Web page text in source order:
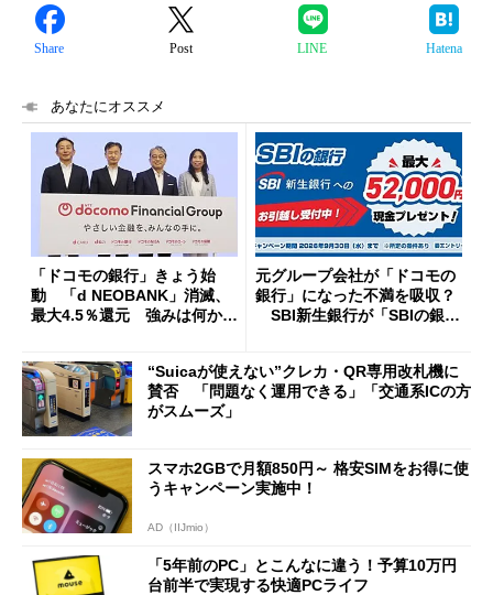
Share Post LINE Hatena
あなたにオススメ
「ドコモの銀行」きょう始
動 「d NEOBANK」消滅、
最大4.5％還元 強みは何か解
元グループ会社が「ドコモの
銀行」になった不満を吸収？
SBI新生銀行が「SBIの銀
開催
“Suicaが使えない”クレカ・QR専用改札機に
賛否 「問題なく運用できる」「交通系ICの方
がスムーズ」
スマホ2GBで月額850円～ 格安SIMをお得に使
うキャンペーン実施中！
AD（IIJmio）
「5年前のPC」とこんなに違う！予算10万円
台前半で実現する快適PCライフ